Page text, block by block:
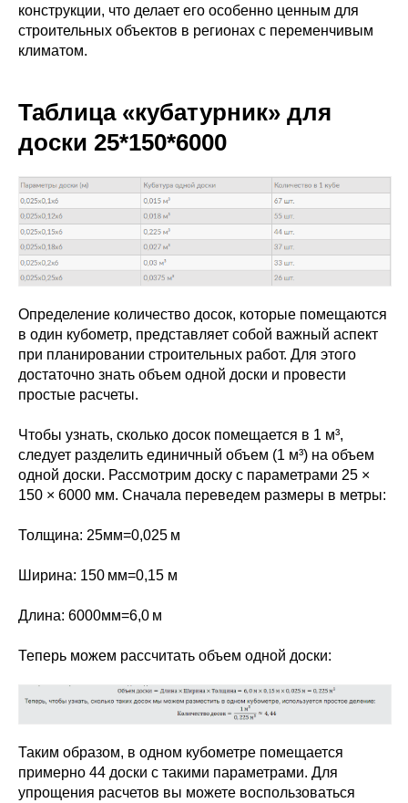
конструкции, что делает его особенно ценным для
строительных объектов в регионах с переменчивым
климатом.
Таблица «кубатурник» для
доски 25*150*6000
Определение количество досок, которые помещаются
в один кубометр, представляет собой важный аспект
при планировании строительных работ. Для этого
достаточно знать объем одной доски и провести
простые расчеты.
Чтобы узнать, сколько досок помещается в 1 м³,
следует разделить единичный объем (1 м³) на объем
одной доски. Рассмотрим доску с параметрами 25 ×
150 × 6000 мм. Сначала переведем размеры в метры:
Толщина: 25мм=0,025 м
Ширина: 150 мм=0,15 м
Длина: 6000мм=6,0 м
Теперь можем рассчитать объем одной доски:
Таким образом, в одном кубометре помещается
примерно 44 доски с такими параметрами. Для
упрощения расчетов вы можете воспользоваться